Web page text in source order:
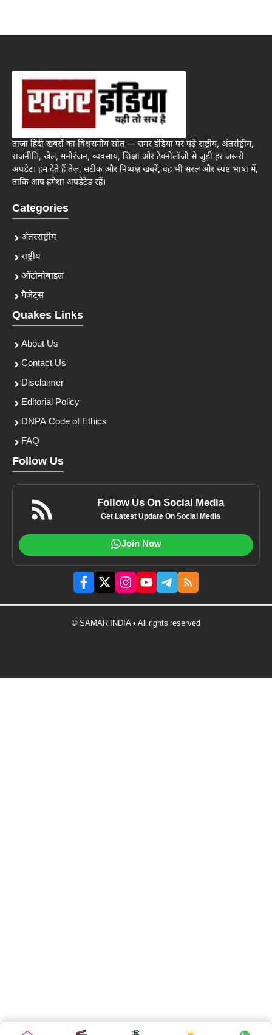
ताज़ा हिंदी खबरों का विश्वसनीय स्रोत — समर इंडिया पर पढ़ें राष्ट्रीय, अंतर्राष्ट्रीय,
राजनीति, खेल, मनोरंजन, व्यवसाय, शिक्षा और टेक्नोलॉजी से जुड़ी हर जरूरी
अपडेट। हम देते हैं तेज़, सटीक और निष्पक्ष खबरें, वह भी सरल और स्पष्ट भाषा में,
ताकि आप हमेशा अपडेटेड रहें।
Categories
अंतरराष्ट्रीय
राष्ट्रीय
ऑटोमोबाइल
गैजेट्स
Quakes Links
About Us
Contact Us
Disclaimer
Editorial Policy
DNPA Code of Ethics
FAQ
Follow Us
Follow Us On Social Media
Get Latest Update On Social Media
Join Now
© SAMAR INDIA • All rights reserved